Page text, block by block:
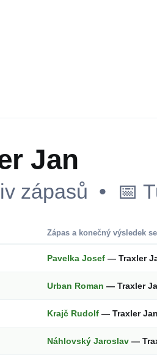
Jan
zápasů • 📅
Zápas a konečný výsledek
Pavelka Josef — Traxler
Urban Roman — Traxler
Krajč Rudolf — Traxler
Náhlovský Jaroslav —